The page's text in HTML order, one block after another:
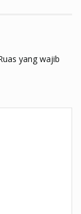
yang wajib